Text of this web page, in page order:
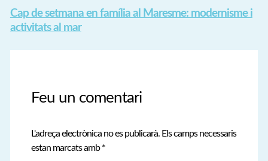
Cap de setmana en família al Maresme: modernisme i
activitats al mar
Feu un comentari
L'adreça electrònica no es publicarà. Els camps necessaris
estan marcats amb*